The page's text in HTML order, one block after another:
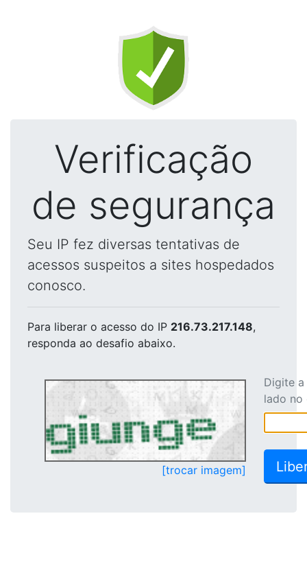
Verificação
de segurança
Seu IP fez diversas tentativas de
acessos suspeitos a sites hospedados
conosco.
Para liberar o acesso do IP 216.73.217.148,
responda ao desafio abaixo.
[trocar imagem]
Digite
lado no